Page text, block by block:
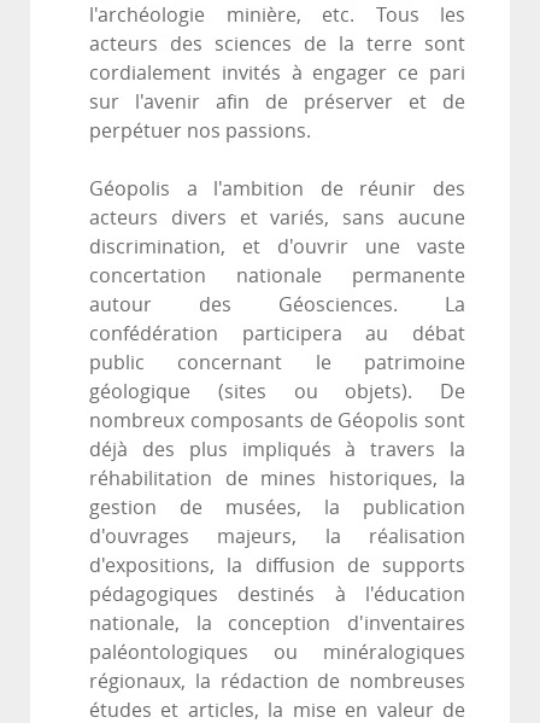
l'archéologie minière, etc. Tous les
acteurs des sciences de la terre sont
cordialement invités à engager ce pari
sur l'avenir afin de préserver et de
perpétuer nos passions.
Géopolis a l'ambition de réunir des
acteurs divers et variés, sans aucune
discrimination, et d'ouvrir une vaste
concertation nationale permanente
autour des Géosciences. La
confédération participera au débat
public concernant le patrimoine
géologique (sites ou objets). De
nombreux composants de Géopolis sont
déjà des plus impliqués à travers la
réhabilitation de mines historiques, la
gestion de musées, la publication
d'ouvrages majeurs, la réalisation
d'expositions, la diffusion de supports
pédagogiques destinés à l'éducation
nationale, la conception d'inventaires
paléontologiques ou minéralogiques
régionaux, la rédaction de nombreuses
études et articles, la mise en valeur de